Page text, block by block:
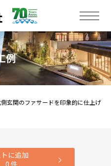
例
玄関のファサードを印象的に仕上げ
に追加
0 件